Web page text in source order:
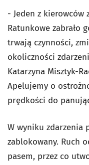
- Jeden z kierowców
Ratunkowe zabrało
trwają czynności,
okoliczności
Katarzyna Misztyk-
Apelujemy o
prędkości do
W wyniku zdarzenia
zablokowany. Ruch
pasem, przez co